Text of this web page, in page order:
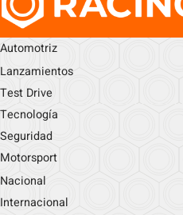
Automotriz
Lanzamientos
Test Drive
Tecnología
Seguridad
Motorsport
Nacional
Internacional